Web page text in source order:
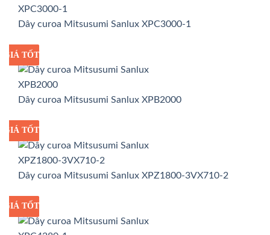
Dây curoa Mitsusumi Sanlux XPC3000-1
GIÁ SỈ
GIÁ TỐT
Dây curoa Mitsusumi Sanlux XPB2000
GIÁ SỈ
GIÁ TỐT
Dây curoa Mitsusumi Sanlux XPZ1800-3VX710-2
GIÁ SỈ
GIÁ TỐT